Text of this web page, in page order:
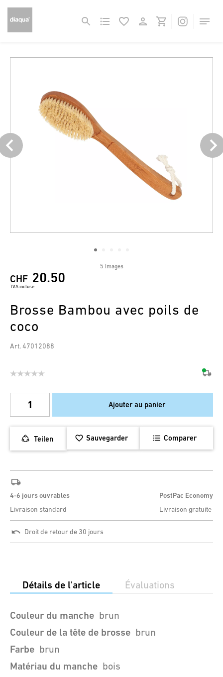
5 Images
CHF 20.50
TVA incluse
Brosse Bambou avec poils de
coco
Art. 47012088
Ajouter au panier
Teilen Sauvegarder Comparer
4-6 jours ouvrables
Livraison standard
PostPac Economy
Livraison gratuite
Droit de retour de 30 jours
Détails de l'article Évaluations
Couleur du manche brun
Couleur de la tête de brosse brun
Farbe brun
Matériau du manche bois